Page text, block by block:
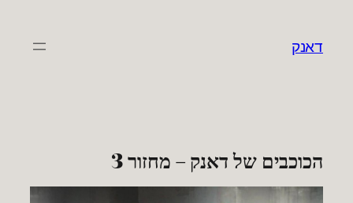
דאנק
הכוכבים של דאנק – מחזור 3